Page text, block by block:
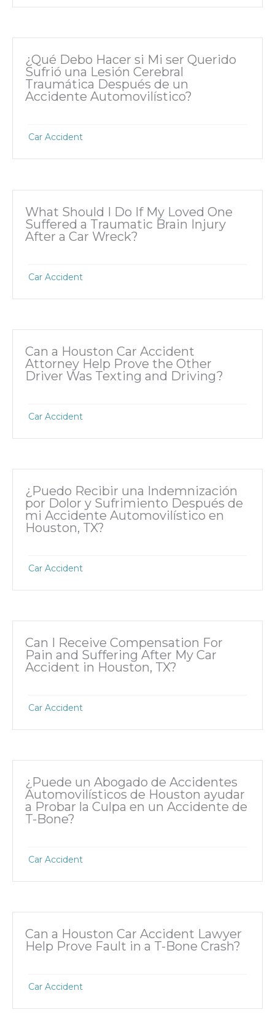
¿Qué Debo Hacer si Mi ser Querido
Sufrió una Lesión Cerebral
Traumática Después de un
Accidente Automovilístico?
Car Accident
What Should I Do If My Loved One
Suffered a Traumatic Brain Injury
After a Car Wreck?
Car Accident
Can a Houston Car Accident
Attorney Help Prove the Other
Driver Was Texting and Driving?
Car Accident
¿Puedo Recibir una Indemnización
por Dolor y Sufrimiento Después de
mi Accidente Automovilístico en
Houston, TX?
Car Accident
Can I Receive Compensation For
Pain and Suffering After My Car
Accident in Houston, TX?
Car Accident
¿Puede un Abogado de Accidentes
Automovilísticos de Houston ayudar
a Probar la Culpa en un Accidente de
T-Bone?
Car Accident
Can a Houston Car Accident Lawyer
Help Prove Fault in a T-Bone Crash?
Car Accident